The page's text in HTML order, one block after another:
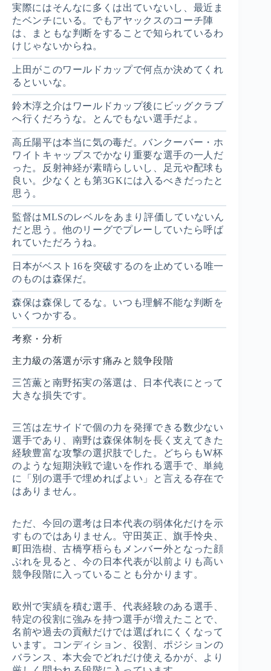
実際にはそんなに多くは出ていないし、最近ま
たベンチにいる。でもアヤックスのコーチ陣
は、まともな判断をすることで知られているわ
けじゃないからね。
上田がこのワールドカップで何点か決めてくれ
るといいな。
鈴木淳之介はワールドカップ後にビッグクラブ
へ行くだろうな。とんでもない選手だよ。
高丘陽平は本当に気の毒だ。バンクーバー・ホ
ワイトキャップスでかなり重要な選手の一人だ
った。反射神経が素晴らしいし、足元や配球も
良い。少なくとも第3GKには入るべきだったと
思う。
監督はMLSのレベルをあまり評価していないん
だと思う。他のリーグでプレーしていたら呼ば
れていただろうね。
日本がベスト16を突破するのを止めている唯一
のものは森保だ。
森保は森保してるな。いつも理解不能な判断を
いくつかする。
考察・分析
主力級の落選が示す痛みと競争段階
三笘薫と南野拓実の落選は、日本代表にとって
大きな損失です。
三笘は左サイドで個の力を発揮できる数少ない
選手であり、南野は森保体制を長く支えてきた
経験豊富な攻撃の選択肢でした。どちらもW杯
のような短期決戦で違いを作れる選手で、単純
に「別の選手で埋めればよい」と言える存在で
はありません。
ただ、今回の選考は日本代表の弱体化だけを示
すものではありません。守田英正、旗手怜央、
町田浩樹、古橋亨梧らもメンバー外となった顔
ぶれを見ると、今の日本代表が以前よりも高い
競争段階に入っていることも分かります。
欧州で実績を積む選手、代表経験のある選手、
特定の役割に強みを持つ選手が増えたことで、
名前や過去の貢献だけでは選ばれにくくなって
います。コンディション、役割、ポジションの
バランス、本大会でどれだけ使えるかが、より